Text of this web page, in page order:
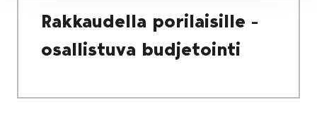
Rakkaudella porilaisille -
osallistuva budjetointi